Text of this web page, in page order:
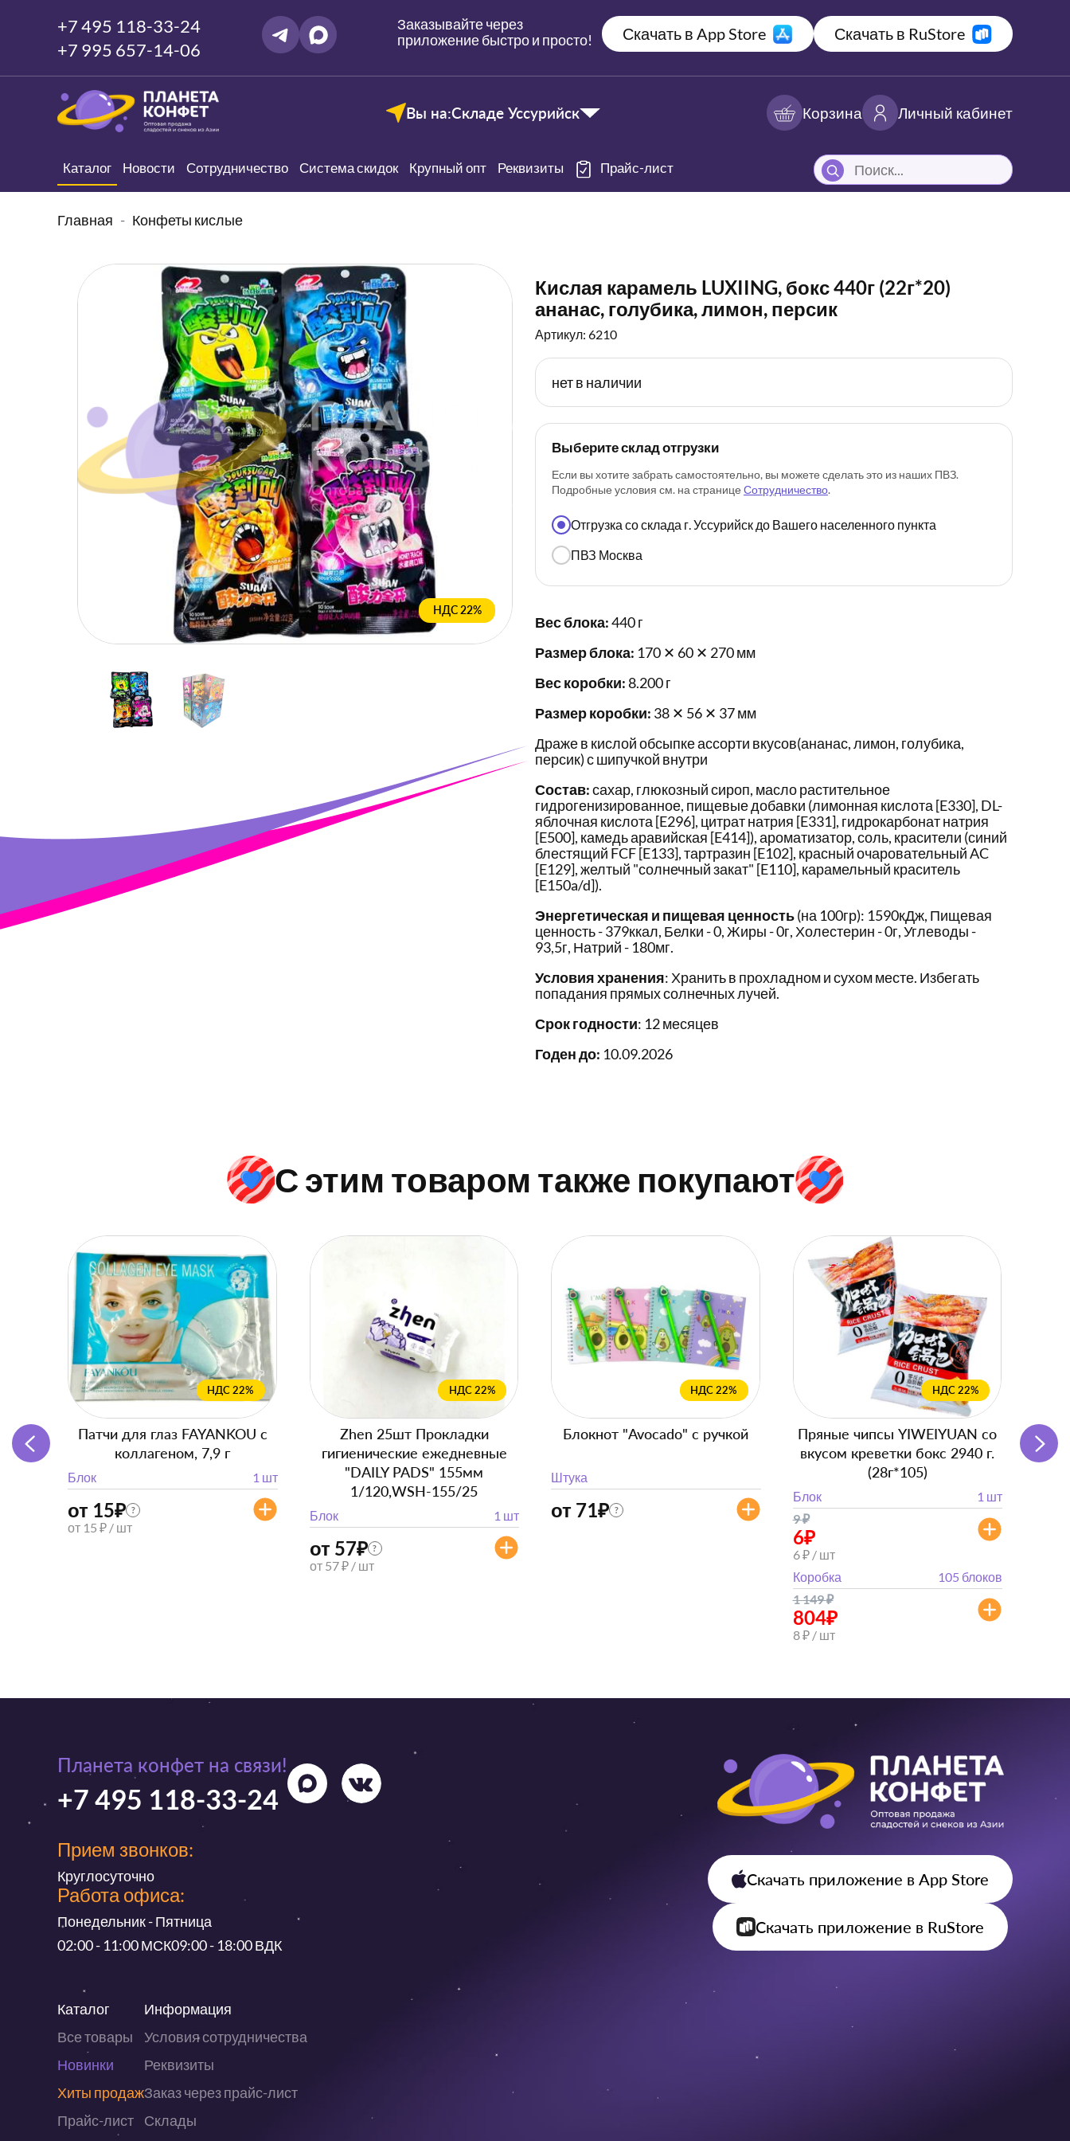
+7 495 118-33-24
+7 995 657-14-06
Заказывайте через
приложение быстро и просто!
Скачать в App Store Скачать в RuStore
Вы на:Складе Уссурийск Корзина Личный кабинет
Каталог Новости Сотрудничество Система скидок Крупный опт Реквизиты Прайс-лист
Главная Конфеты кислые
НДС 22%
Кислая карамель LUXIING, бокс 440г (22г*20)
ананас, голубика, лимон, персик
Артикул: 6210
нет в наличии
Выберите склад отгрузки
Если вы хотите забрать самостоятельно, вы можете сделать это из наших ПВЗ.
Подробные условия см. на странице Сотрудничество.
Отгрузка со склада г. Уссурийск до Вашего населенного пункта
ПВЗ Москва
Вес блока:440 г
Размер блока: 170 ✕ 60 ✕ 270 мм
Вес коробки:8.200 г
Размер коробки: 38 ✕ 56 ✕ 37 мм
Драже в кислой обсыпке ассорти вкусов(ананас, лимон, голубика,
персик) с шипучкой внутри
Состав:сахар, глюкозный сироп, масло растительное
гидрогенизированное, пищевые добавки (лимонная кислота [E330], DL-
яблочная кислота [E296], цитрат натрия [E331], гидрокарбонат натрия
[E500], камедь аравийская [E414]), ароматизатор, соль, красители (синий
блестящий FCF [E133], тартразин [E102], красный очаровательный AC
[E129], желтый "солнечный закат" [E110], карамельный краситель
[E150a/d]).
Энергетическая и пищевая ценность(на 100гр): 1590кДж, Пищевая
ценность - 379ккал, Белки - 0, Жиры - 0г, Холестерин - 0г, Углеводы -
93,5г, Натрий - 180мг.
Условия хранения: Хранить в прохладном и сухом месте. Избегать
попадания прямых солнечных лучей.
Срок годности: 12 месяцев
Годен до: 10.09.2026
С этим товаром также покупают
НДС 22%
Патчи для глаз FAYANKOU с
коллагеном, 7,9 г
Блок 1 шт
от 15₽ ?
от 15 ₽ / шт
НДС 22%
Zhen 25шт Прокладки
гигиенические ежедневные
"DAILY PADS" 155мм
1/120,WSH-155/25
Блок 1 шт
от 57₽ ?
от 57 ₽ / шт
НДС 22%
Блокнот "Avocado" с ручкой
Штука
от 71₽ ?
НДС 22%
Пряные чипсы YIWEIYUAN со
вкусом креветки бокс 2940 г.
(28г*105)
Блок
1 шт
9₽
6₽
6 ₽ / шт
Коробка
105 блоков
1 149₽
804₽
8 ₽ / шт
Планета конфет на связи!
+7 495 118-33-24
Прием звонков:
Круглосуточно
Работа офиса:
Понедельник - Пятница
02:00 - 11:00 МСК09:00 - 18:00 ВДК
Каталог
Все товары
Новинки
Хиты продаж
Прайс-лист
Информация
Условия сотрудничества
Реквизиты
Заказ через прайс-лист
Склады
Скачать приложение в App Store
Скачать приложение в RuStore